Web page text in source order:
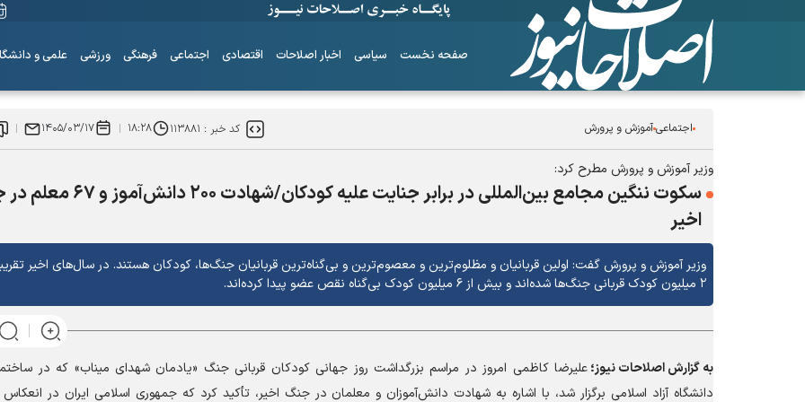
صفحه نخست سیاسی اخبار اصلاحات اقتصادی اجتماعی فرهنگی ورزشی علمی و
اجتماعیآموزش و پرورش کد خبر : ۱۱۳۸۸۱ ۱۸:۲۸ ۱۴۰۵/۰۳/۱۷
وزیر آموزش و پرورش مطرح کرد:
سکوت ننگین مجامع بین‌المللی در برابر جنایت علیه کودکان/
اخیر
وزیر آموزش و پرورش گفت: اولین قربانیان و مظلوم‌ترین و معصوم‌ترین و بی‌گناه‌ترین قربانیان جنگ‌ها، کودکان هستند. در سال‌های اخیر
۲ میلیون کودک قربانی جنگ‌ها شده‌اند و بیش از ۶ میلیون کودک بی‌گناه نقص عضو پیدا کرده‌اند.
به گزارشاصلاحات نیوز؛علیرضا کاظمی امروز در مراسم بزرگداشت روز جهانی کودکان قربانی جنگ «یادمان شهدای میناب» که در
دانشگاه آزاد اسلامی برگزار شد، با اشاره به شهادت دانش‌آموزان و معلمان در جنگ اخیر، تأکید کرد که جمهوری اسلامی ایران در
ساز‌های همیشه ناکوک!